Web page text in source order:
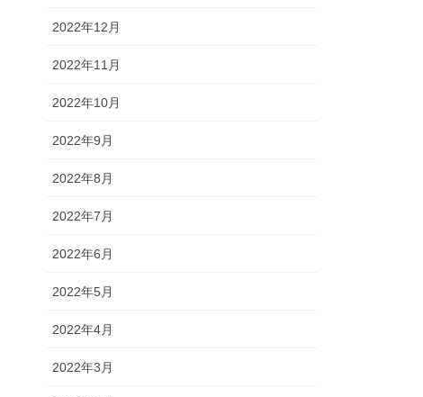
2022年12月
2022年11月
2022年10月
2022年9月
2022年8月
2022年7月
2022年6月
2022年5月
2022年4月
2022年3月